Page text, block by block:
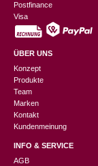
Postfinance
Visa
ÜBER UNS
Konzept
Produkte
Team
Marken
Kontakt
Kundenmeinung
INFO & SERVICE
AGB